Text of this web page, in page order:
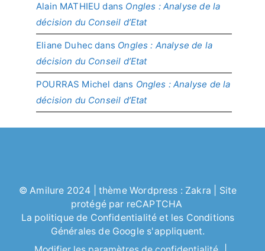
Alain MATHIEU dans Ongles : Analyse de la
décision du Conseil d’Etat
Eliane Duhec dans Ongles : Analyse de la
décision du Conseil d’Etat
POURRAS Michel dans Ongles : Analyse de la
décision du Conseil d’Etat
© Amilure 2024 | thème Wordpress : Zakra | Site
protégé par reCAPTCHA
La politique de Confidentialité et les Conditions
Générales de Google s'appliquent.